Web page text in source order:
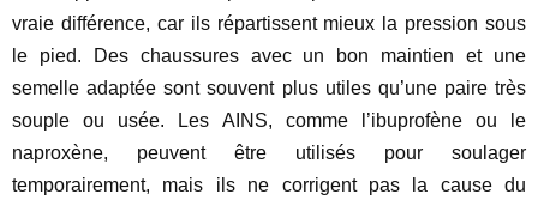
vraie différence, car ils répartissent mieux la pression sous
le pied. Des chaussures avec un bon maintien et une
semelle adaptée sont souvent plus utiles qu’une paire très
souple ou usée. Les AINS, comme l’ibuprofène ou le
naproxène, peuvent être utilisés pour soulager
temporairement, mais ils ne corrigent pas la cause du